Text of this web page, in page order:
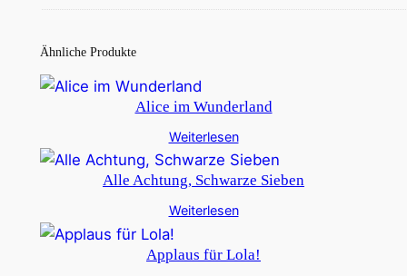
Ähnliche Produkte
Alice im Wunderland
Weiterlesen
Alle Achtung, Schwarze Sieben
Weiterlesen
Applaus für Lola!